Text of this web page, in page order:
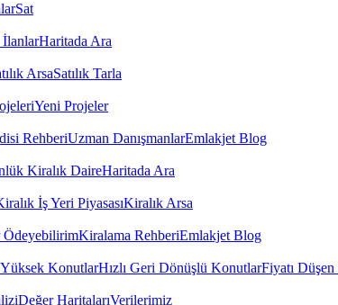
Sat
İlanlarHaritada Ara
ArsaSatılık Tarla
Yeni Projeler
RehberiUzman DanışmanlarEmlakjet Blog
Kiralık DaireHaritada Ara
İş Yeri PiyasasıKiralık Arsa
ÖdeyebilirimKiralama RehberiEmlakjet Blog
KonutlarHızlı Geri Dönüşlü KonutlarFiyatı
Değer HaritalarıVerilerimiz